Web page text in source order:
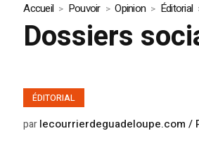
Accueil Pouvoir Opinion Éditorial
Dossiers
ÉDITORIAL
parlecourrierdeguadeloupe.com /